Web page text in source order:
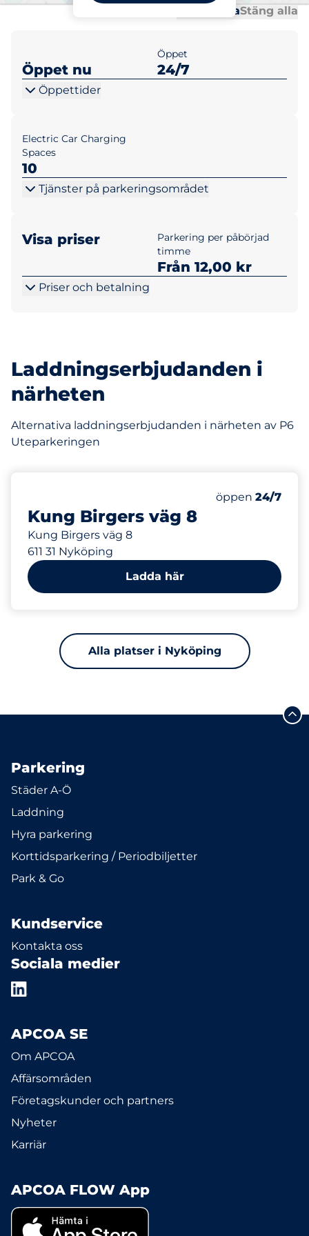
Öppna allaStäng alla
Öppet nu
Öppet
24/7
Öppettider
Electric Car Charging
Spaces
10
Tjänster på parkeringsområdet
Visa priser
Parkering per påbörjad
timme
Från 12,00 kr
Priser och betalning
Laddningserbjudanden i
närheten
Alternativa laddningserbjudanden i närheten av P6
Uteparkeringen
Kung Birgers väg 8
Kung Birgers väg 8
611 31 Nyköping
Antal
Totalt antal
Electric Car
Fredag
öppen 24/7
Ladda här
Alla platser i Nyköping
Parkering
Städer A-Ö
Laddning
Hyra parkering
Korttidsparkering / Periodbiljetter
Park & Go
Kundservice
Kontakta oss
Sociala medier
APCOA SE
Om APCOA
Affärsområden
Företagskunder och partners
Nyheter
Karriär
APCOA FLOW App